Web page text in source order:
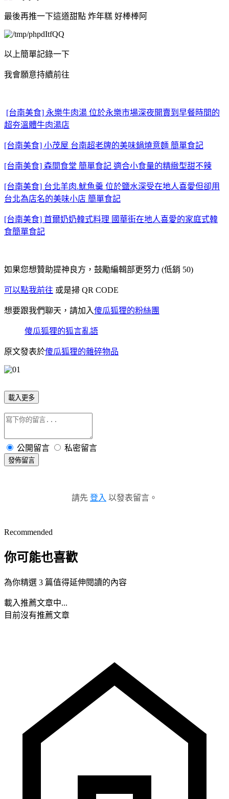
最後再推一下這道甜點 炸年糕 好棒棒阿
以上簡單記錄一下
我會願意持續前往
[台南美食] 永樂牛肉湯 位於永樂市場深夜開賣到早餐時間的
超夯溫體牛肉湯店
[台南美食] 小茂屋 台南超老牌的美味鍋燒意麵 簡單食記
[台南美食] 森間食堂 簡單食記 適合小食量的精緻型甜不辣
[台南美食] 台北羊肉.魷魚羹 位於鹽水深受在地人喜愛但卻用
台北為店名的美味小店 簡單食記
[台南美食] 首爾奶奶韓式料理 國華街在地人喜愛的家庭式韓
食簡單食記
如果您想贊助提神良方，鼓勵編輯部更努力 (低銷 50)
可以點我前往 或是掃 QR CODE
想要跟我們聊天，請加入傻瓜狐狸的粉絲團
傻瓜狐狸的狐言亂語
原文發表於傻瓜狐狸的雜碎物品
載入更多
公開留言 私密留言
發佈留言
請先 登入 以發表留言。
Recommended
你可能也喜歡
為你精選 3 篇值得延伸閱讀的內容
載入推薦文章中...
目前沒有推薦文章